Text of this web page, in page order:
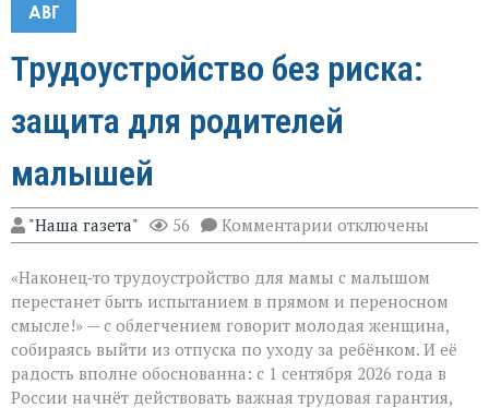
АВГ
Трудоустройство без риска:
защита для родителей
малышей
"Наша газета" 56 Комментарии к
записи
без
риска:
защита
для
родителей
малышей
отключены
«Наконец‑то трудоустройство для мамы с малышом
перестанет быть испытанием в прямом и переносном
смысле!» — с облегчением говорит молодая женщина,
собираясь выйти из отпуска по уходу за ребёнком. И её
радость вполне обоснованна: с 1 сентября 2026 года в
России начнёт действовать важная трудовая гарантия,